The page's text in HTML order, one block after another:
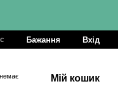
Бажання Вхід
Мій кошик